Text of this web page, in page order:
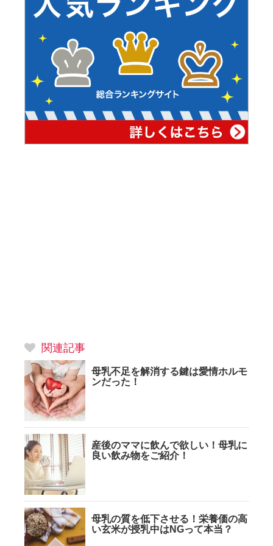
関連記事
母乳不足を解消する鍵は愛情ホルモ
ンだった！
産後のママに飲んで欲しい！母乳に
良い飲み物をご紹介！
母乳の質を低下させる！栄養価の高
い玄米が授乳中はNGって本当？